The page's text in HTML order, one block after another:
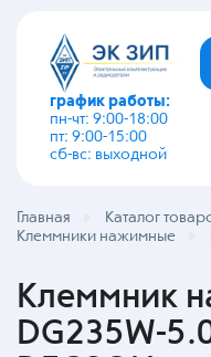
график работы:
пн-чт: 9:00-18:00
пт: 9:00-15:00
сб-вс: выходной
Главная Каталог
Клеммники нажимные
Клеммник
DG235W-